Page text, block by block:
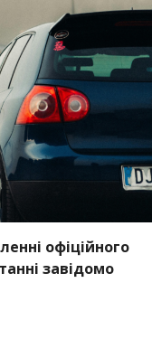
офіційного
завідомо